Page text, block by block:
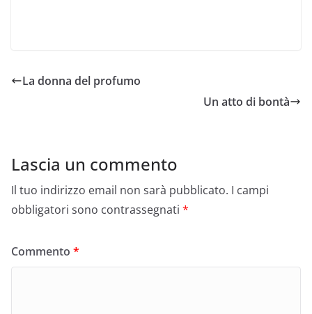
La donna del profumo
Un atto di bontà
Lascia un commento
Il tuo indirizzo email non sarà pubblicato. I campi
obbligatori sono contrassegnati *
Commento *